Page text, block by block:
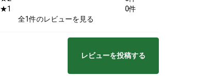
★1
0件
全1件のレビューを見る
レビューを投稿する